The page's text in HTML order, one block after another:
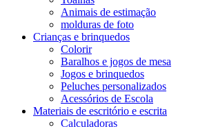
Animais de estimação
molduras de foto
Crianças e brinquedos
Colorir
Baralhos e jogos de mesa
Jogos e brinquedos
Peluches personalizados
Acessórios de Escola
Materiais de escritório e escrita
Calculadoras